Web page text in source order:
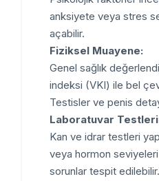
anksiyete veya stres
açabilir.
Fiziksel Muayene:
Genel sağlık
indeksi (VKI) ile bel
Testisler ve penis
Laboratuvar
Kan ve idrar testleri
veya hormon
sorunlar tespit edilebilir.